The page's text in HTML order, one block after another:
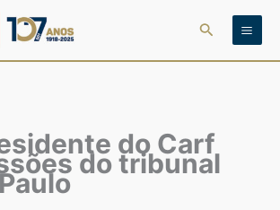
Pesquisar
do Carf
do tribunal